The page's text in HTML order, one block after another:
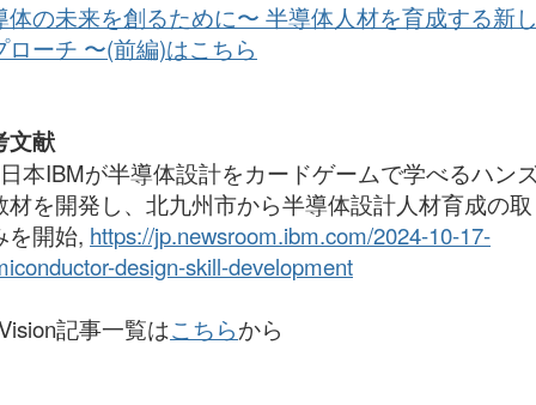
体の未来を創るために〜 半導体人材を育成する新
ローチ 〜(前編)はこちら
文献
本IBMが半導体設計をカードゲームで学べるハン
材を開発し、北九州市から半導体設計人材育成の
を開始, https://jp.newsroom.ibm.com/2024-10-17-
design-skill-development
記事一覧はこちらから